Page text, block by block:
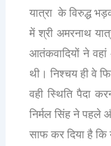
यात्रा के विरुद्ध
में श्री अमरनाथ
आतंकवादियों ने
थी। निश्चय ही वे
वही स्थिति पैदा
निर्मल सिंह ने पहले
साफ कर दिया है कि